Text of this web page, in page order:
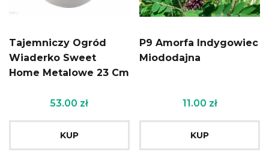
Tajemniczy Ogród
Wiaderko Sweet
Home Metalowe 23 Cm
53.00 zł
KUP
P9 Amorfa Indygowiec
Miododajna
11.00 zł
KUP